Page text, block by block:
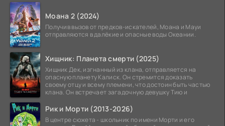
Моана 2 (2024)
Получив вызов от предков-искателей, Моана и Мауи
отправляются в далёкие и опасные воды Океании.
Хищник: Планета смерти (2025)
Хищник Дек, изгнанный из клана, отправляется на
опасную планету Калиск. Он стремится доказать
своему отцу и всему племени, что достоин быть частью
клана. Он встречает загадочную девушку Тию и
Рик и Морти (2013-2026)
В центре сюжета - школьник по имени Морти и его